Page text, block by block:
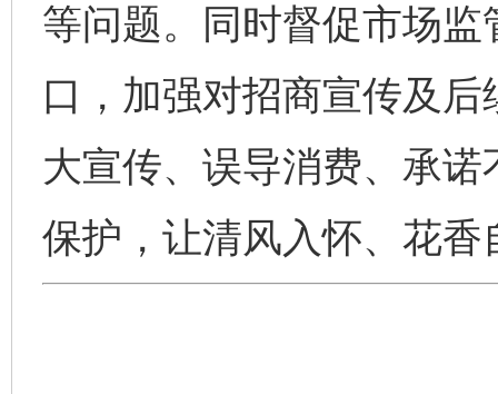
等问题。同时督促市场
口，加强对招商宣传及
大宣传、误导消费、承
保护，让清风入怀、花香